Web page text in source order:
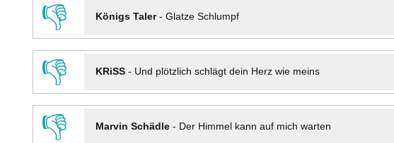
👎
Königs Taler- Glatze Schlumpf
👎
KRiSS- Und plötzlich schlägt dein Herz wie meins
👎
Marvin Schädle- Der Himmel kann auf mich warten